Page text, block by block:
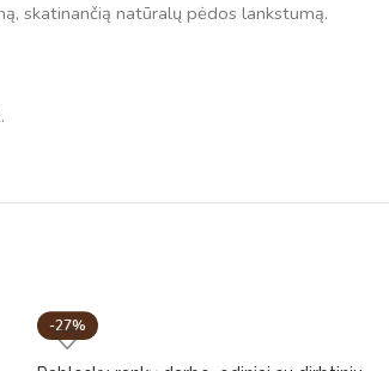
skatinančią natūralų pėdos lankstumą.
-27%